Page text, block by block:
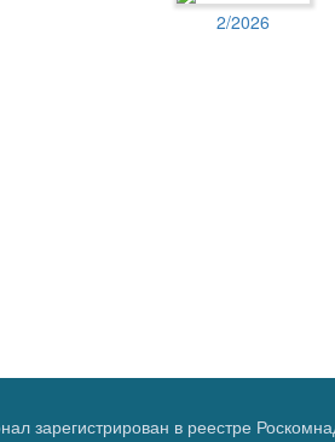
2/2026
зарегистрирован в реестре